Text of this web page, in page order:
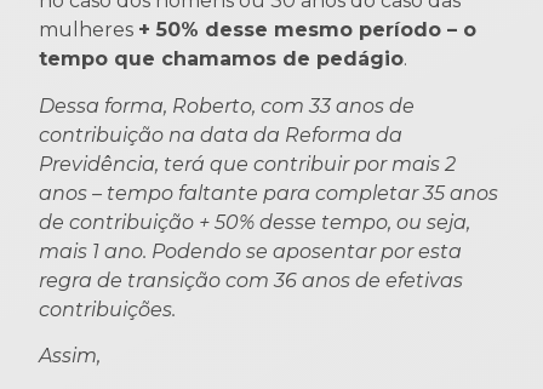
mulheres + 50% desse mesmo período – o
tempo que chamamos de pedágio.
Dessa forma, Roberto, com 33 anos de
contribuição na data da Reforma da
Previdência, terá que contribuir por mais 2
anos – tempo faltante para completar 35 anos
de contribuição + 50% desse tempo, ou seja,
mais 1 ano. Podendo se aposentar por esta
regra de transição com 36 anos de efetivas
contribuições.
Assim,